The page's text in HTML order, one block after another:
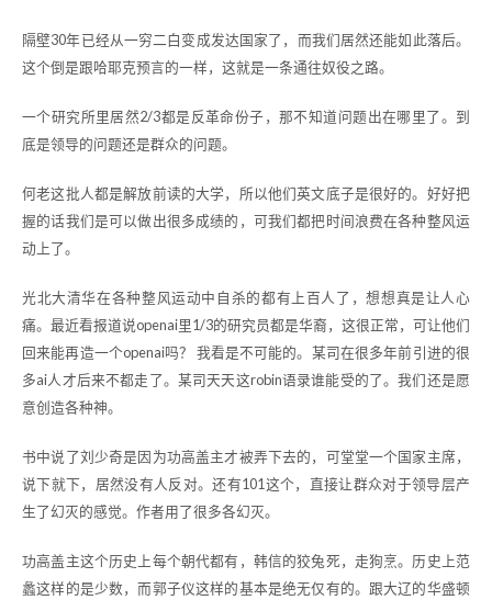
隔壁30年已经从一穷二白变成发达国家了，而我们居然还能如此落后。
这个倒是跟哈耶克预言的一样，这就是一条通往奴役之路。
一个研究所里居然2/3都是反革命份子，那不知道问题出在哪里了。到
底是领导的问题还是群众的问题。
何老这批人都是解放前读的大学，所以他们英文底子是很好的。好好把
握的话我们是可以做出很多成绩的，可我们都把时间浪费在各种整风运
动上了。
光北大清华在各种整风运动中自杀的都有上百人了，想想真是让人心
痛。最近看报道说openai里1/3的研究员都是华裔，这很正常，可让他们
回来能再造一个openai吗？ 我看是不可能的。某司在很多年前引进的很
多ai人才后来不都走了。某司天天这robin语录谁能受的了。我们还是愿
意创造各种神。
书中说了刘少奇是因为功高盖主才被弄下去的，可堂堂一个国家主席，
说下就下，居然没有人反对。还有101这个，直接让群众对于领导层产
生了幻灭的感觉。作者用了很多各幻灭。
功高盖主这个历史上每个朝代都有，韩信的狡兔死，走狗烹。历史上范
蠡这样的是少数，而郭子仪这样的基本是绝无仅有的。跟大辽的华盛顿